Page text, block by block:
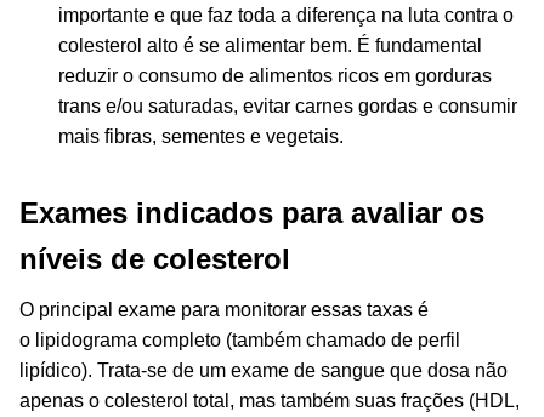
importante e que faz toda a diferença na luta contra o
colesterol alto é se alimentar bem. É fundamental
reduzir o consumo de alimentos ricos em gorduras
trans e/ou saturadas, evitar carnes gordas e consumir
mais fibras, sementes e vegetais.
Exames indicados para avaliar os
níveis de colesterol
O principal exame para monitorar essas taxas é
o lipidograma completo (também chamado de perfil
lipídico). Trata-se de um exame de sangue que dosa não
apenas o colesterol total, mas também suas frações (HDL,